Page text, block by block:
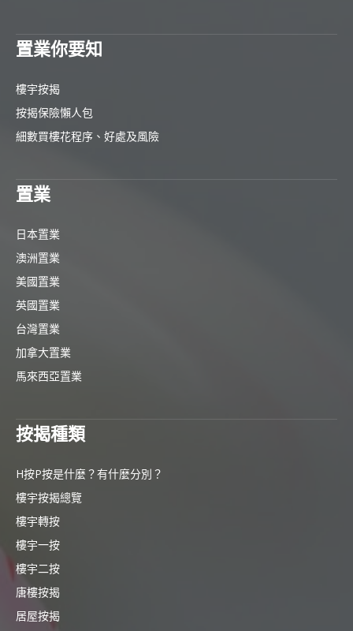
置業你要知
樓宇按揭
按揭保險懶人包
細數買樓花程序、好處及風險
置業
日本置業
澳洲置業
美國置業
英國置業
台灣置業
加拿大置業
馬來西亞置業
按揭種類
H按P按是什麼？有什麼分別？
樓宇按揭總覽
樓宇轉按
樓宇一按
樓宇二按
唐樓按揭
居屋按揭